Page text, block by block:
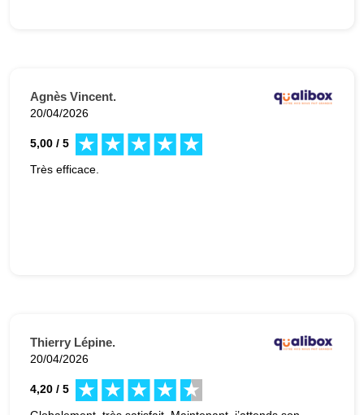
Agnès Vincent.
20/04/2026
5,00 / 5
Très efficace.
Thierry Lépine.
20/04/2026
4,20 / 5